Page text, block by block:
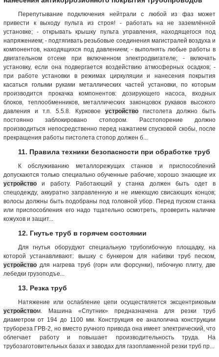
Перепутывание подключения нейтрали с любой из фаз может
привести к выходу пульта из строя! - работать на не заземлённой
установке; - открывать крышку пульта управления, находящегося под
напряжением; - подтягивать резьбовые соединения магистралей воздуха и
компонентов, находящихся под давлением; - выполнять любые работы в
двигательном отсеке при включенном электродвигателе; - включать
установку, если она подвергается воздействию атмосферных осадков; -
при работе установки в режимах циркуляции и нанесения покрытия
касаться голыми руками металлических частей установки, по которым
производится прокачка компонентов: дозирующего насоса, входных
блоков, теплообменников, металлических законцовок рукавов высокого
давления и т.п. 5.5.8. Курковое устройствопистолета должно быть
постоянно заблокировано стопором. Расстопорение должно
производиться непосредственно перед нажатием спусковой скобы, после
прекращения работы пистолета стопор должен б...
11. Правила техники безопасности при обработке труб
К обслуживанию металлорежущих станков и приспособлений
допускаются только специально обученные рабочие, хорошо знающие их
устройство и работу. Работающий у станка должен быть одет в
спецодежду, аккуратно заправленную и не имеющую свисающих концов;
волосы должны быть подобраны под головной убор. Перед пуском станка
или приспособления его надо тщательно осмотреть, проверить наличие
кожухов и защит...
12. Гнутье труб в горячем состоянии
Для гнутья оборудуют специальную трубогибочную площадку, на
которой устанавливают: вышку с бункером для набивки труб песком,
устройство для нагрева труб (горн или форсунки), гибочную плиту, две
лебедки грузоподъе...
13. Резка труб
Натяжение или ослабление цепи осуществляется эксцентриковым
устройством. Машина «Спутник» предназначена для резки труб
диаметром от 194 до 1100 мм. Конструкция ее аналогична конструкции
трубореза ГРВ-2, но вместо ручного привода она имеет электрический, что
облегчает работу и повышает производительность труда. На
трубозаготовительных базах и заводах для газопламенной резки труб пр...